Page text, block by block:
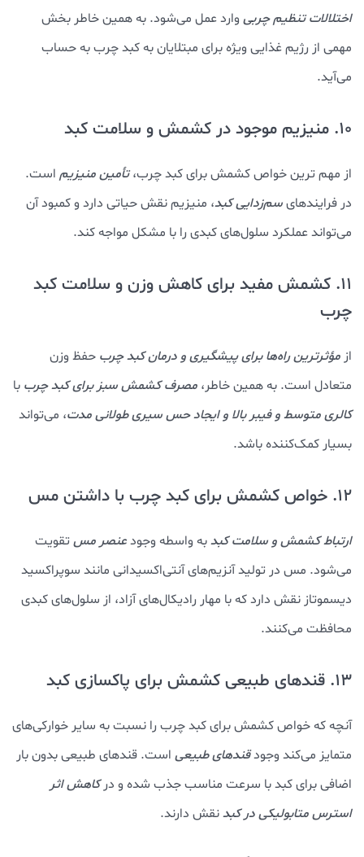
اختلالات تنظیم چربی وارد عمل می‌شود. به همین خاطر بخش
مهمی از رژیم غذایی ویژه برای مبتلایان به کبد چرب به حساب
می‌آید.
10. منیزیم موجود در کشمش و سلامت کبد
از مهم ترین خواص کشمش برای کبد چرب،تأمین منیزیم است.
در فرایندهایسم‌زدایی کبد، منیزیم نقش حیاتی دارد و کمبود آن
می‌تواند عملکرد سلول‌های کبدی را با مشکل مواجه کند.
11. کشمش مفید برای کاهش وزن و سلامت کبد
چرب
از مؤثرترین راه‌ها برای پیشگیری و درمان کبد چرب حفظ وزن
متعادل است. به همین خاطر، مصرف کشمش سبز برای کبد چرب با
کالری متوسط و فیبر بالا و ایجاد حس سیری طولانی مدت، می‌تواند
بسیار کمک‌کننده باشد.
12. خواص کشمش برای کبد چرب با داشتن مس
ارتباط کشمش و سلامت کبدبه واسطه وجودعنصر مس تقویت
می‌شود. مس در تولید آنزیم‌های آنتی‌اکسیدانی مانند سوپراکسید
دیسموتاز نقش دارد که با مهار رادیکال‌های آزاد، از سلول‌های کبدی
محافظت می‌کنند.
13. قندهای طبیعی کشمش برای پاکسازی کبد
آنچه که خواص کشمش برای کبد چرب را نسبت به سایر خوارکی‌های
متمایز می‌کند وجودقندهای طبیعی است. قندهای طبیعی بدون بار
اضافی برای کبد با سرعت مناسب جذب شده و درکاهش اثر
استرس متابولیکی در کبدنقش دارند.